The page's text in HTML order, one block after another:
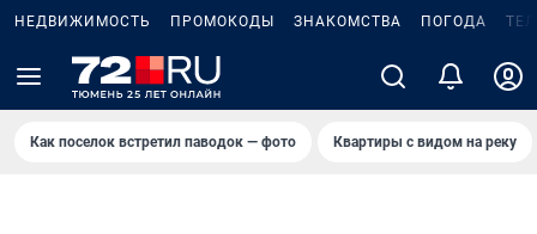
НЕДВИЖИМОСТЬ ПРОМОКОДЫ ЗНАКОМСТВА ПОГОДА
Как поселок встретил паводок — фото Квартиры с видом на реку